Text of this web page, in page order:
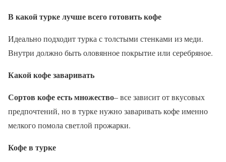
В какой турке лучше всего готовить кофе
Идеально подходит турка с толстыми стенками из меди.
Внутри должно быть оловянное покрытие или серебряное.
Какой кофе заваривать
Сортов кофе есть множество– все зависит от вкусовых
предпочтений, но в турке нужно заваривать кофе именно
мелкого помола светлой прожарки.
Кофе в турке